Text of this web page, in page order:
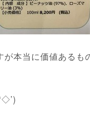
本当に価値あるも
ゞ